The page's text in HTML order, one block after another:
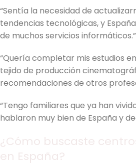
“Sentía la necesidad de
tendencias tecnológicas, y
de muchos servicios informáticos.”
“Quería completar mis estudios
tejido de producción
recomendaciones de otros
“Tengo familiares que ya han
hablaron muy bien de España y